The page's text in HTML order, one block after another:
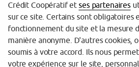
Garantie des dépôts
Protection des données personnelles
Gestion des cookies
Crédit Coopératif etses partenaires
sur ce site. Certains sont
fonctionnement du site et la mesure
manière anonyme. D'autres cookies,
soumis à votre accord. Ils nous
votre expérience sur le site,